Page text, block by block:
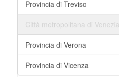
Provincia di Treviso
Città metropolitana di Venezia
Provincia di Verona
Provincia di Vicenza